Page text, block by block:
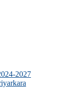
2027